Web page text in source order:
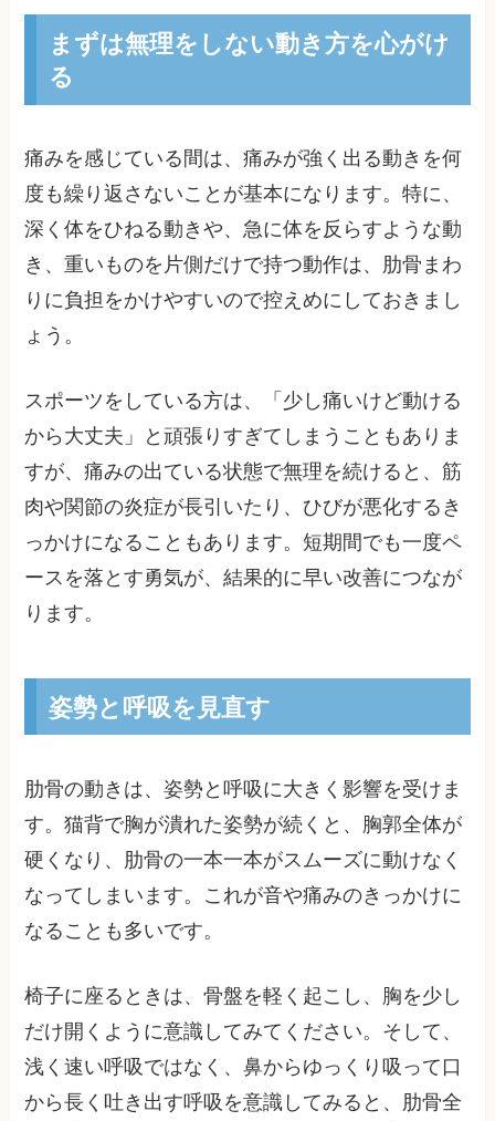
まずは無理をしない動き方を心がけ
る
痛みを感じている間は、痛みが強く出る動きを何
度も繰り返さないことが基本になります。特に、
深く体をひねる動きや、急に体を反らすような動
き、重いものを片側だけで持つ動作は、肋骨まわ
りに負担をかけやすいので控えめにしておきまし
ょう。
スポーツをしている方は、「少し痛いけど動ける
から大丈夫」と頑張りすぎてしまうこともありま
すが、痛みの出ている状態で無理を続けると、筋
肉や関節の炎症が長引いたり、ひびが悪化するき
っかけになることもあります。短期間でも一度ペ
ースを落とす勇気が、結果的に早い改善につなが
ります。
姿勢と呼吸を見直す
肋骨の動きは、姿勢と呼吸に大きく影響を受けま
す。猫背で胸が潰れた姿勢が続くと、胸郭全体が
硬くなり、肋骨の一本一本がスムーズに動けなく
なってしまいます。これが音や痛みのきっかけに
なることも多いです。
椅子に座るときは、骨盤を軽く起こし、胸を少し
だけ開くように意識してみてください。そして、
浅く速い呼吸ではなく、鼻からゆっくり吸って口
から長く吐き出す呼吸を意識してみると、肋骨全